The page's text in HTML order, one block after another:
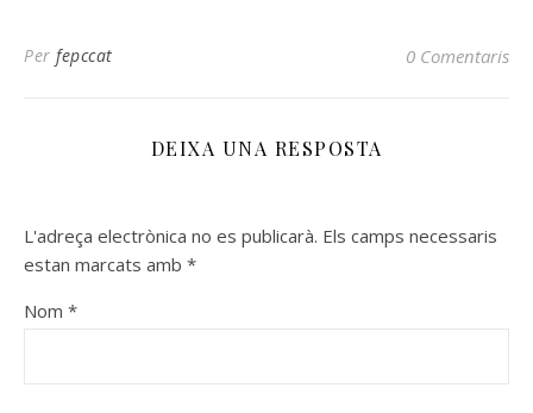
Per fepccat 0 Comentaris
DEIXA UNA RESPOSTA
L'adreça electrònica no es publicarà. Els camps necessaris
estan marcats amb *
Nom *